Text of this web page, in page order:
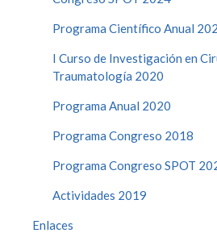
Programa Científico Anual
I Curso de Investigación en
Traumatología 2020
Programa Anual 2020
Programa Congreso 2018
Programa Congreso SPOT
Actividades 2019
Enlaces